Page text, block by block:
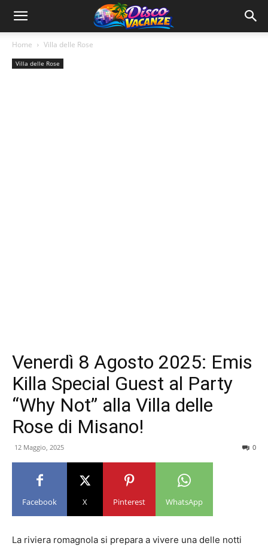
Home Villa delle Rose
Villa delle Rose
Venerdì 8 Agosto 2025: Emis
Killa Special Guest al Party
“Why Not” alla Villa delle
Rose di Misano!
12 Maggio, 2025 0
Facebook X Pinterest WhatsApp
La riviera romagnola si prepara a vivere una delle notti